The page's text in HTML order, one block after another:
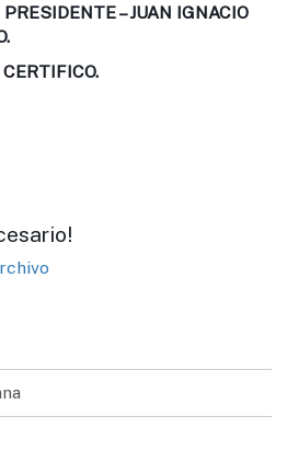
– JUAN IGNACIO